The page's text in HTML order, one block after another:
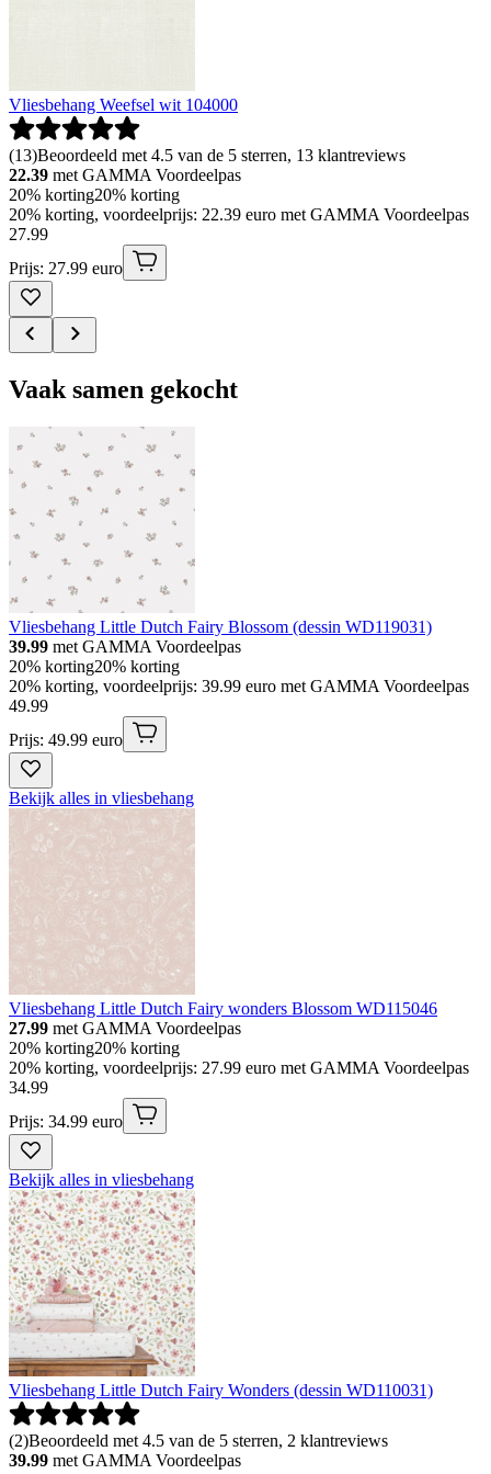
Vliesbehang Weefsel wit 104000
(13)Beoordeeld met 4.5 van de 5 sterren, 13 klantreviews
22.39 met GAMMA Voordeelpas
20% korting20% korting
20% korting, voordeelprijs: 22.39 euro met GAMMA Voordeelpas
27.99
Prijs: 27.99 euro
Vaak samen gekocht
Vliesbehang Little Dutch Fairy Blossom (dessin WD119031)
39.99 met GAMMA Voordeelpas
20% korting20% korting
20% korting, voordeelprijs: 39.99 euro met GAMMA Voordeelpas
49.99
Prijs: 49.99 euro
Bekijk alles in vliesbehang
Vliesbehang Little Dutch Fairy wonders Blossom WD115046
27.99 met GAMMA Voordeelpas
20% korting20% korting
20% korting, voordeelprijs: 27.99 euro met GAMMA Voordeelpas
34.99
Prijs: 34.99 euro
Bekijk alles in vliesbehang
Vliesbehang Little Dutch Fairy Wonders (dessin WD110031)
(2)Beoordeeld met 4.5 van de 5 sterren, 2 klantreviews
39.99 met GAMMA Voordeelpas